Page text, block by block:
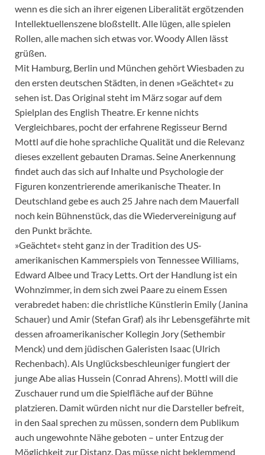
wenn es die sich an ihrer eigenen Liberalität ergötzenden
Intellektuellenszene bloßstellt. Alle lügen, alle spielen
Rollen, alle machen sich etwas vor. Woody Allen lässt
grüßen.
Mit Hamburg, Berlin und München gehört Wiesbaden zu
den ersten deutschen Städten, in denen »Geächtet« zu
sehen ist. Das Original steht im März sogar auf dem
Spielplan des English Theatre. Er kenne nichts
Vergleichbares, pocht der erfahrene Regisseur Bernd
Mottl auf die hohe sprachliche Qualität und die Relevanz
dieses exzellent gebauten Dramas. Seine Anerkennung
findet auch das sich auf Inhalte und Psychologie der
Figuren konzentrierende amerikanische Theater. In
Deutschland gebe es auch 25 Jahre nach dem Mauerfall
noch kein Bühnenstück, das die Wiedervereinigung auf
den Punkt brächte.
»Geächtet« steht ganz in der Tradition des US-
amerikanischen Kammerspiels von Tennessee Williams,
Edward Albee und Tracy Letts. Ort der Handlung ist ein
Wohnzimmer, in dem sich zwei Paare zu einem Essen
verabredet haben: die christliche Künstlerin Emily (Janina
Schauer) und Amir (Stefan Graf) als ihr Lebensgefährte mit
dessen afroamerikanischer Kollegin Jory (Sethembir
Menck) und dem jüdischen Galeristen Isaac (Ulrich
Rechenbach). Als Unglücksbeschleuniger fungiert der
junge Abe alias Hussein (Conrad Ahrens). Mottl will die
Zuschauer rund um die Spielfläche auf der Bühne
platzieren. Damit würden nicht nur die Darsteller befreit,
in den Saal sprechen zu müssen, sondern dem Publikum
auch ungewohnte Nähe geboten – unter Entzug der
Möglichkeit zur Distanz. Das müsse nicht beklemmend